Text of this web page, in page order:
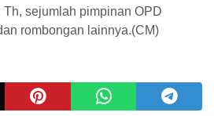
Th, sejumlah pimpinan OPD
rombongan lainnya.(CM)